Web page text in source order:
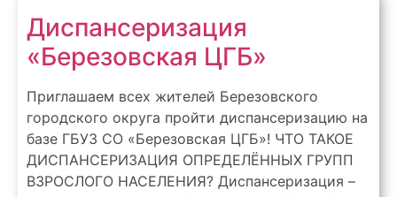
Диспансеризация
«Березовская ЦГБ»
Приглашаем всех жителей Березовского
городского округа пройти диспансеризацию на
базе ГБУЗ СО «Березовская ЦГБ»! ЧТО ТАКОЕ
ДИСПАНСЕРИЗАЦИЯ ОПРЕДЕЛЁННЫХ ГРУПП
ВЗРОСЛОГО НАСЕЛЕНИЯ? Диспансеризация –